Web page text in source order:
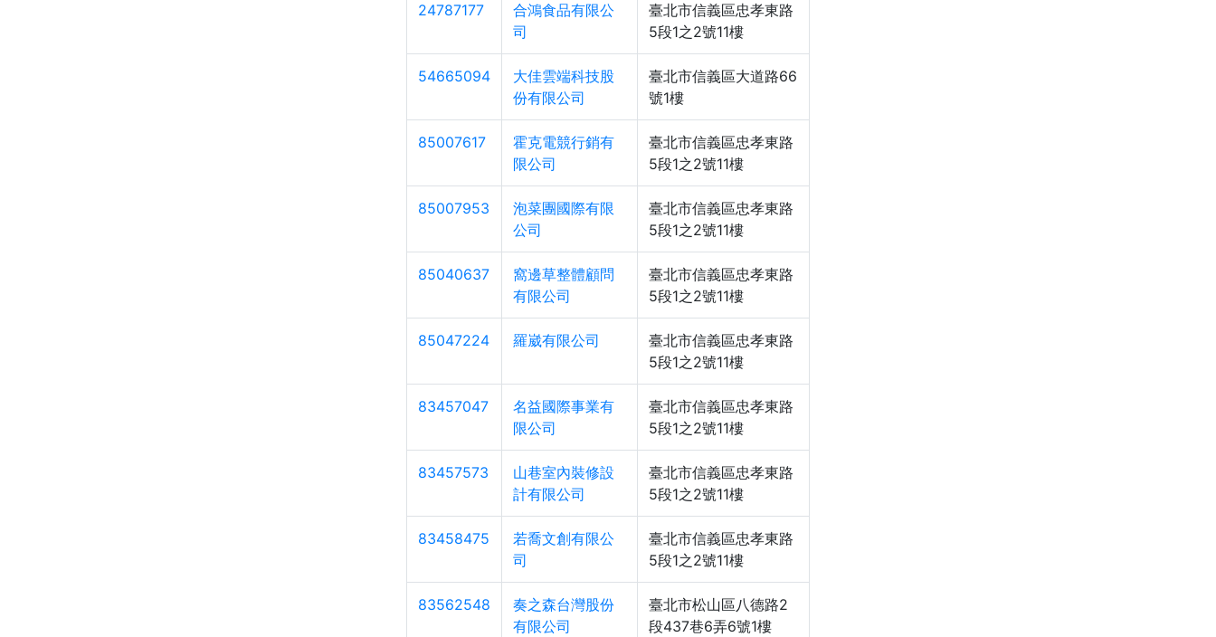
24787177
合鴻食品有限公
司
臺北市信義區忠孝東路
5段1之2號11樓
54665094
大佳雲端科技股
份有限公司
臺北市信義區大道路66
號1樓
85007617
霍克電競行銷有
限公司
臺北市信義區忠孝東路
5段1之2號11樓
85007953
泡菜團國際有限
公司
臺北市信義區忠孝東路
5段1之2號11樓
85040637
窩邊草整體顧問
有限公司
臺北市信義區忠孝東路
5段1之2號11樓
85047224 羅崴有限公司
臺北市信義區忠孝東路
5段1之2號11樓
83457047
名益國際事業有
限公司
臺北市信義區忠孝東路
5段1之2號11樓
83457573
山巷室內裝修設
計有限公司
臺北市信義區忠孝東路
5段1之2號11樓
83458475
若喬文創有限公
司
臺北市信義區忠孝東路
5段1之2號11樓
83562548
奏之森台灣股份
有限公司
臺北市松山區八德路2
段437巷6弄6號1樓